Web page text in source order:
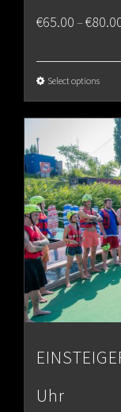
€65.00–€
Select options
Uhr